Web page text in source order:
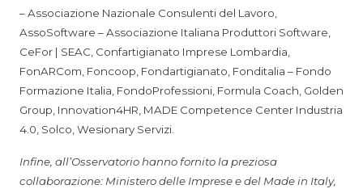
– Associazione Nazionale Consulenti del Lavoro,
AssoSoftware – Associazione Italiana Produttori Software,
CeFor | SEAC, Confartigianato Imprese Lombardia,
FonARCom, Foncoop, Fondartigianato, Fonditalia – Fondo
Formazione Italia, FondoProfessioni, Formula Coach, Golden
Group, Innovation4HR, MADE Competence Center Industria
4.0, Solco, Wesionary Servizi.
Infine, all’Osservatorio hanno fornito la preziosa
collaborazione: Ministero delle Imprese e del Made in Italy,